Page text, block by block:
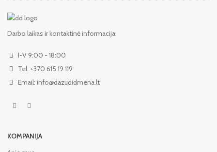
Darbo laikas ir kontaktinė informacija:
I-V 9:00 - 18:00
Tel: +370 615 19 119
Email: info@dazudidmena.lt
KOMPANIJA